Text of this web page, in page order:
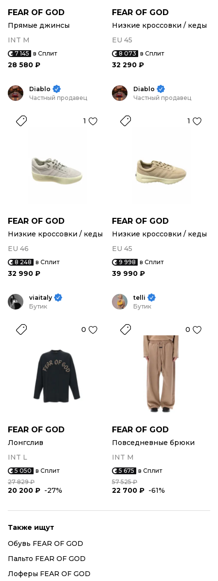
FEAR OF GOD
Прямые джинсы
INT M
7 145 в Сплит
28 580 ₽
FEAR OF GOD
Низкие кроссовки / кеды
EU 45
8 073 в Сплит
32 290 ₽
Diablo
Частный продавец
1
FEAR OF GOD
Низкие кроссовки / кеды
EU 46
8 248 в Сплит
32 990 ₽
Diablo
Частный продавец
1
FEAR OF GOD
Низкие кроссовки / кеды
EU 45
9 998 в Сплит
39 990 ₽
viaitaly
Бутик
0
FEAR OF GOD
Лонгслив
INT L
5 050 в Сплит
27 829 ₽
20 200 ₽ -27%
telli
Бутик
0
FEAR OF GOD
Повседневные брюки
INT M
5 675 в Сплит
57 525 ₽
22 700 ₽ -61%
Также ищут
Обувь FEAR OF GOD
Пальто FEAR OF GOD
Лоферы FEAR OF GOD